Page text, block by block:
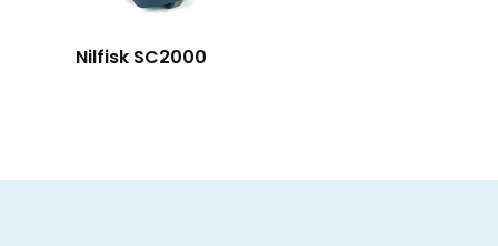
Nilfisk SC2000